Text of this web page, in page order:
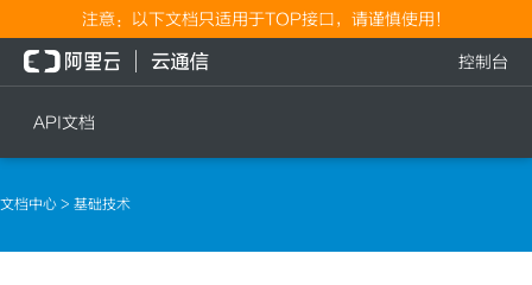
注意：以下文档只适用于TOP接口，请谨慎使用！
API文档
控制台
文档中心 > 基础技术